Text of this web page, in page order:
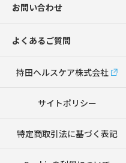
お問い合わせ
よくあるご質問
持田ヘルスケア株式会社
サイトポリシー
特定商取引法に基づく表記